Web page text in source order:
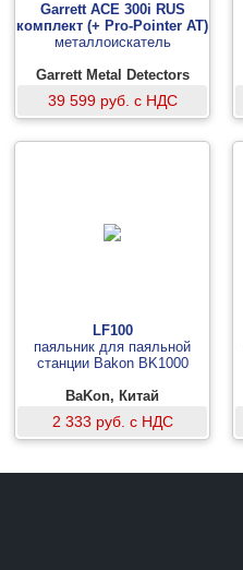
Garrett ACE 300i RUS
комплект (+ Pro-Pointer AT)
металлоискатель
Garrett Metal Detectors
39 599 руб. с НДС
LF100
паяльник для паяльной
станции Bakon BK1000
BaKon, Китай
2 333 руб. с НДС